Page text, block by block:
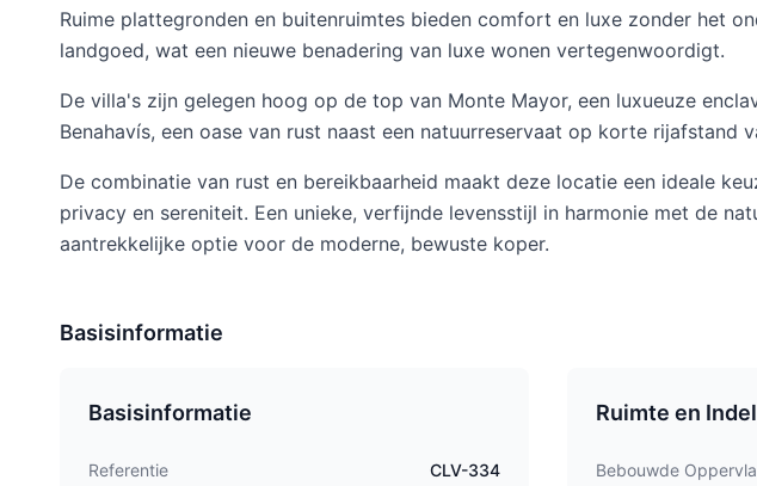
Ruime plattegronden en buitenruimtes bieden comfort en luxe zonder het
landgoed, wat een nieuwe benadering van luxe wonen vertegenwoordigt.
De villa's zijn gelegen hoog op de top van Monte Mayor, een luxueuze
Benahavís, een oase van rust naast een natuurreservaat op korte rijafstand
De combinatie van rust en bereikbaarheid maakt deze locatie een ideale
privacy en sereniteit. Een unieke, verfijnde levensstijl in harmonie met de
aantrekkelijke optie voor de moderne, bewuste koper.
Basisinformatie
Basisinformatie
Referentie CLV-334
Ruimte en
Bebouwde